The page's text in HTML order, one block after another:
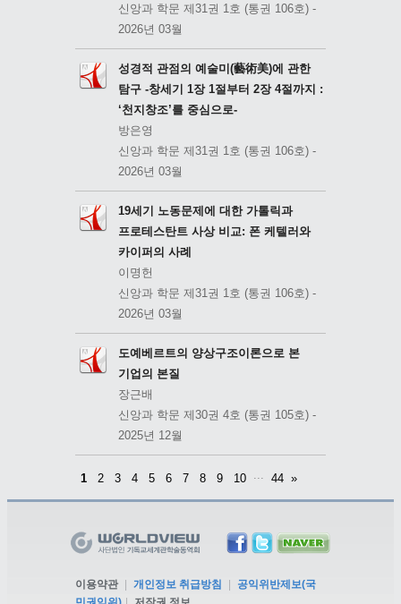
신앙과 학문 제31권 1호 (통권 106호) -
2026년 03월
성경적 관점의 예술미(藝術美)에 관한
탐구 -창세기 1장 1절부터 2장 4절까지 :
‘천지창조’를 중심으로-
방은영
신앙과 학문 제31권 1호 (통권 106호) -
2026년 03월
19세기 노동문제에 대한 가톨릭과
프로테스탄트 사상 비교: 폰 케텔러와
카이퍼의 사례
이명헌
신앙과 학문 제31권 1호 (통권 106호) -
2026년 03월
도예베르트의 양상구조이론으로 본
기업의 본질
장근배
신앙과 학문 제30권 4호 (통권 105호) -
2025년 12월
1 2 3 4 5 6 7 8 9 10 ... 44 »
이용약관 개인정보 취급방침
공익위반제보(국